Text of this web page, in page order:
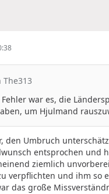
The313
war es, die
um Hjulmand
den Umbruch
entsprochen und
ziemlich
verpflichten und ihm so
das große